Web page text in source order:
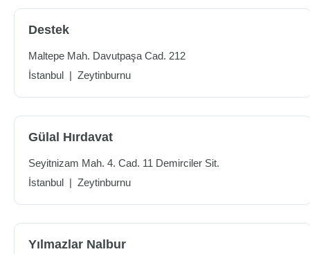
Destek
Maltepe Mah. Davutpaşa Cad. 212
İstanbul | Zeytinburnu
Gülal Hırdavat
Seyitnizam Mah. 4. Cad. 11 Demirciler Sit.
İstanbul | Zeytinburnu
Yılmazlar Nalbur